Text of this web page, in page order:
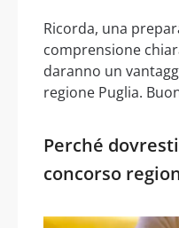
Ricorda, una
comprensione
daranno un
regione Puglia.
Perché
concorso